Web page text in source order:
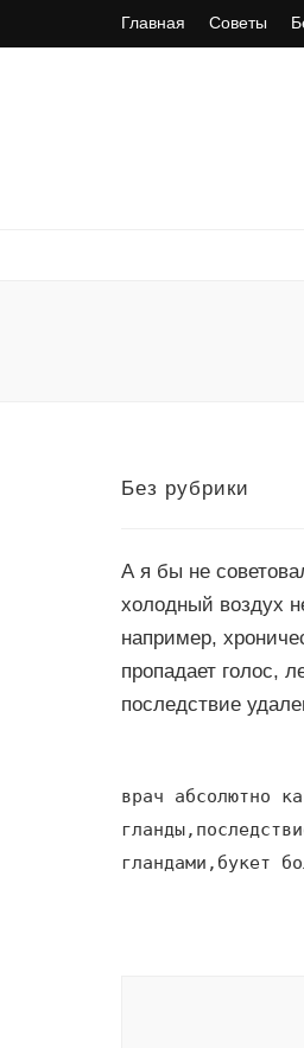
Главная Советы
Без рубрики
А я бы не
холодный воздух
например,
пропадает голос,
последствие
врач абсолютно
гландами,букет